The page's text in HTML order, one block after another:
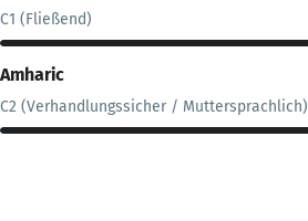
C1 (Fließend)
Amharic
C2 (Verhandlungssicher / Muttersprachlich)